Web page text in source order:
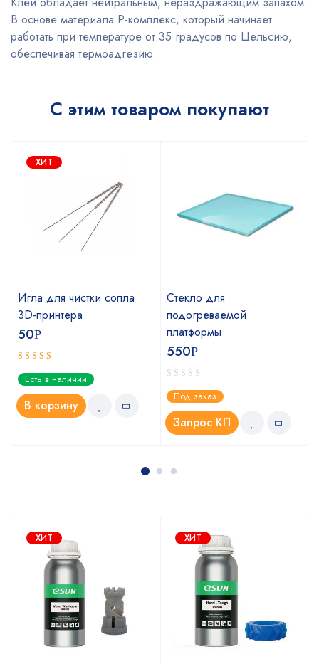
В основе материала Р-комплекс, который начинает
работать при температуре от 35 градусов по Цельсию,
обеспечивая термоадгезию.
С этим товаром покупают
ХИТ
Игла для чистки сопла
3D-принтера
50Р
Оценка
5.00из 5
Есть в наличии
В корзину
Стекло для
подогреваемой
платформы
550Р
Под заказ
Запрос КП
ХИТ ХИТ